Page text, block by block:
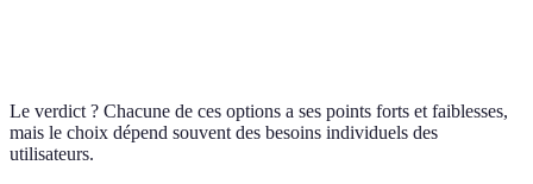
Le verdict ? Chacune de ces options a ses points forts et faiblesses,
mais le choix dépend souvent des besoins individuels des
utilisateurs.